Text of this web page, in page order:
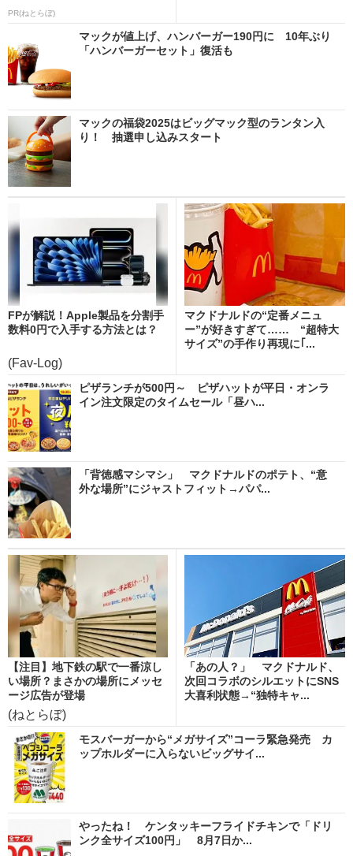
PR(ねとらぼ)
マックが値上げ、ハンバーガー190円に 10年ぶり
「ハンバーガーセット」復活も
マックの福袋2025はビッグマック型のランタン入
り！ 抽選申し込みスタート
FPが解説！Apple製品を分割手
数料0円で入手する方法とは？
(Fav-Log)
マクドナルドの“定番メニュ
ー”が好きすぎて…… “超特大
サイズ”の手作り再現に｢...
ピザランチが500円～ ピザハットが平日・オンラ
イン注文限定のタイムセール「昼ハ...
「背徳感マシマシ」 マクドナルドのポテト、“意
外な場所”にジャストフィット→パパ...
【注目】地下鉄の駅で一番涼し
い場所？まさかの場所にメッセ
ージ広告が登場
(ねとらぼ)
「あの人？」 マクドナルド、
次回コラボのシルエットにSNS
大喜利状態→“独特キャ...
モスバーガーから“メガサイズ”コーラ緊急発売 カ
ップホルダーに入らないビッグサイ...
やったね！ ケンタッキーフライドチキンで「ドリ
ンク全サイズ100円」 8月7日か...